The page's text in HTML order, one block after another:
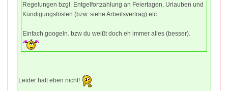
Regelungen bzgl. Entgelfortzahlung an Feiertagen, Urlauben und
Kündigungsfristen (bzw. siehe Arbeitsvertrag) etc.
Einfach googeln. bzw du weißt doch eh immer alles (besser).
Leider halt eben nicht!